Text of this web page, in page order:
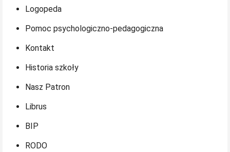
Logopeda
Pomoc psychologiczno-pedagogiczna
Kontakt
Historia szkoły
Nasz Patron
Librus
BIP
RODO